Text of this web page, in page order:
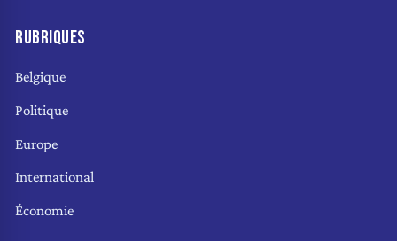
RUBRIQUES
Belgique
Politique
Europe
International
Économie